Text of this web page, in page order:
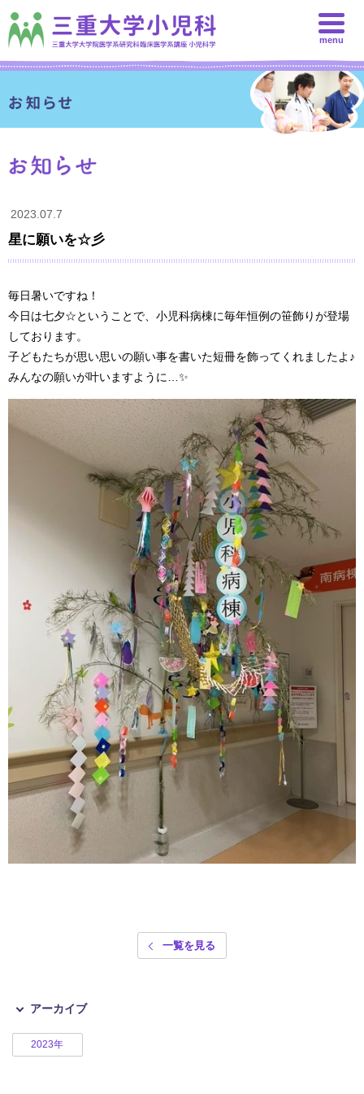
menu
2023.07.7
星に願いを☆彡
毎日暑いですね！
今日は七夕☆ということで、小児科病棟に毎年恒例の笹飾りが登場
しております。
子どもたちが思い思いの願い事を書いた短冊を飾ってくれましたよ♪
みんなの願いが叶いますように…✨
一覧を見る
アーカイブ
2023年